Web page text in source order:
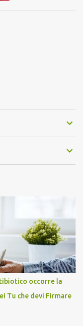
occorre la
Tu che devi Firmare